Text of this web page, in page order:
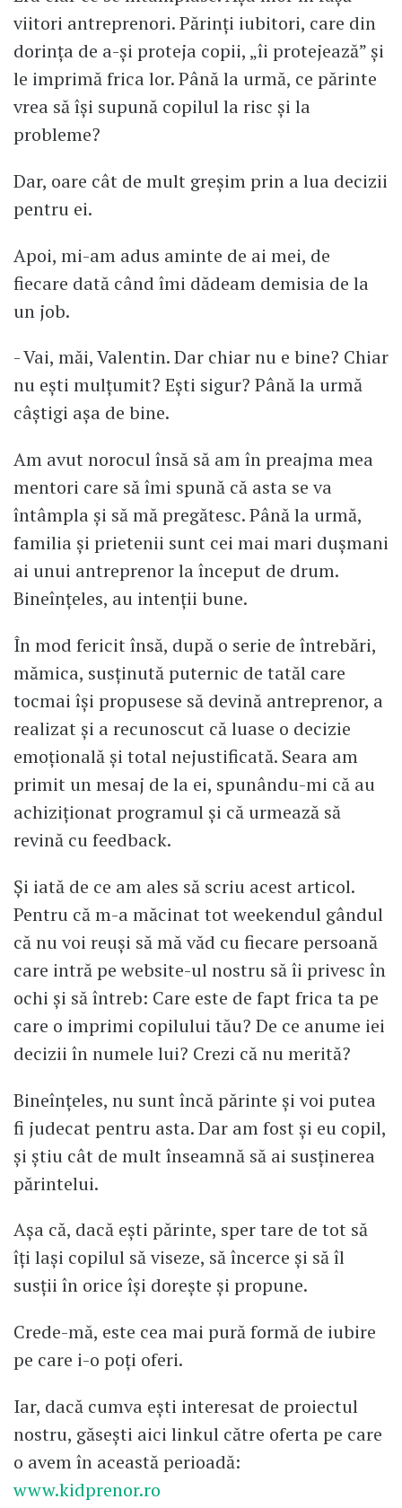
viitori antreprenori. Părinți iubitori, care din
dorința de a-și proteja copii, „îi protejează” și
le imprimă frica lor. Până la urmă, ce părinte
vrea să își supună copilul la risc și la
probleme?
Dar, oare cât de mult greșim prin a lua decizii
pentru ei.
Apoi, mi-am adus aminte de ai mei, de
fiecare dată când îmi dădeam demisia de la
un job.
- Vai, măi, Valentin. Dar chiar nu e bine? Chiar
nu ești mulțumit? Ești sigur? Până la urmă
câștigi așa de bine.
Am avut norocul însă să am în preajma mea
mentori care să îmi spună că asta se va
întâmpla și să mă pregătesc. Până la urmă,
familia și prietenii sunt cei mai mari dușmani
ai unui antreprenor la început de drum.
Bineînțeles, au intenții bune.
În mod fericit însă, după o serie de întrebări,
mămica, susținută puternic de tatăl care
tocmai își propusese să devină antreprenor, a
realizat și a recunoscut că luase o decizie
emoțională și total nejustificată. Seara am
primit un mesaj de la ei, spunându-mi că au
achiziționat programul și că urmează să
revină cu feedback.
Și iată de ce am ales să scriu acest articol.
Pentru că m-a măcinat tot weekendul gândul
că nu voi reuși să mă văd cu fiecare persoană
care intră pe website-ul nostru să îi privesc în
ochi și să întreb: Care este de fapt frica ta pe
care o imprimi copilului tău? De ce anume iei
decizii în numele lui? Crezi că nu merită?
Bineînțeles, nu sunt încă părinte și voi putea
fi judecat pentru asta. Dar am fost și eu copil,
și știu cât de mult înseamnă să ai susținerea
părintelui.
Așa că, dacă ești părinte, sper tare de tot să
îți lași copilul să viseze, să încerce și să îl
susții în orice își dorește și propune.
Crede-mă, este cea mai pură formă de iubire
pe care i-o poți oferi.
Iar, dacă cumva ești interesat de proiectul
nostru, găsești aici linkul către oferta pe care
o avem în această perioadă:
www.kidprenor.ro